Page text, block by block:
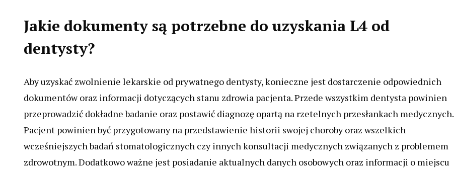
Jakie dokumenty są potrzebne do uzyskania L4 od
dentysty?
Aby uzyskać zwolnienie lekarskie od prywatnego dentysty, konieczne jest dostarczenie odpowiednich
dokumentów oraz informacji dotyczących stanu zdrowia pacjenta. Przede wszystkim dentysta powinien
przeprowadzić dokładne badanie oraz postawić diagnozę opartą na rzetelnych przesłankach medycznych.
Pacjent powinien być przygotowany na przedstawienie historii swojej choroby oraz wszelkich
wcześniejszych badań stomatologicznych czy innych konsultacji medycznych związanych z problemem
zdrowotnym. Dodatkowo ważne jest posiadanie aktualnych danych osobowych oraz informacji o miejscu